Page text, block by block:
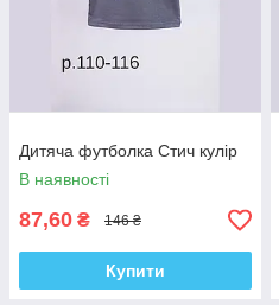
Дитяча футболка Стич кулір
В наявності
87,60 ₴ 146 ₴
Купити